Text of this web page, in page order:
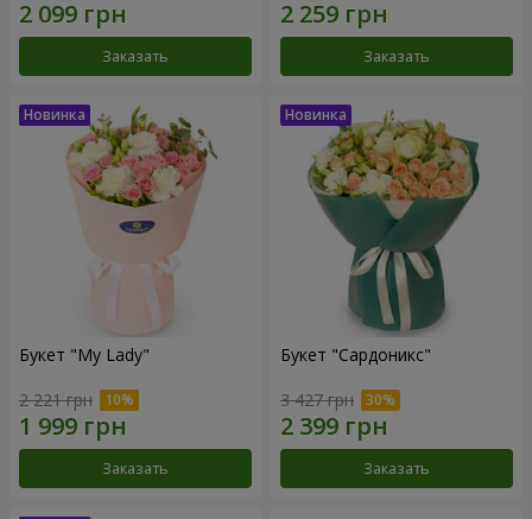
Заказать Заказать
Букет "My Lady"
2 221 грн
Заказать
Букет "Сардоникс"
3 427 грн
Заказать